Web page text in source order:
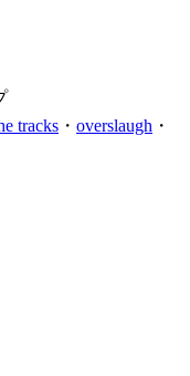
tracks ・ overslaugh ・